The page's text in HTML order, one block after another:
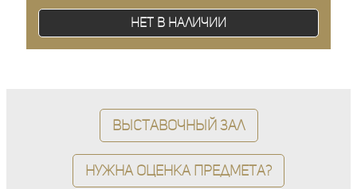
Нет в наличии
Выставочный зал
Нужна оценка предмета?